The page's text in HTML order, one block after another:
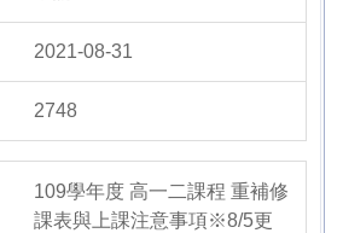
2021-08-31
2748
109學年度 高一二課程 重補修
課表與上課注意事項※8/5更